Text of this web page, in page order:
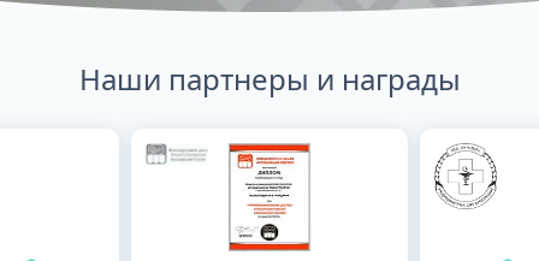
Наши партнеры и награды